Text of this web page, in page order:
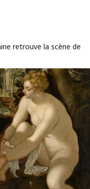
retrouve la scène de